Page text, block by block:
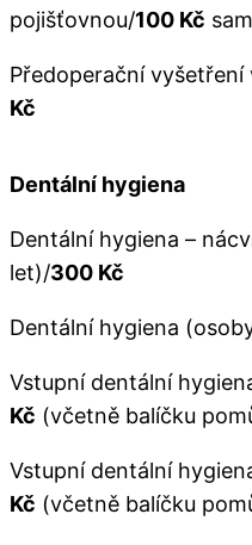
pojišťovnou/100 Kč
Předoperační vyšetření
Kč
Dentální hygiena
Dentální hygiena –
let)/300 Kč
Dentální hygiena
Vstupní dentální
Kč (včetně balíčku
Vstupní dentální
Kč (včetně balíčku